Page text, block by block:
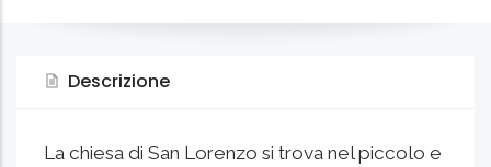
Descrizione
La chiesa di San Lorenzo si trova nel piccolo e